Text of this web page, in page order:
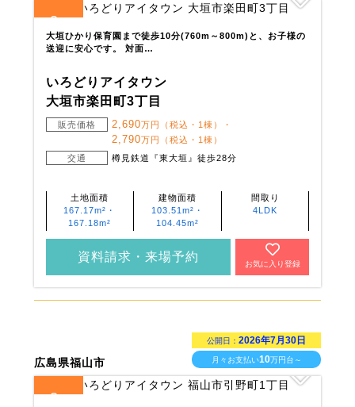
3
大垣ひかり保育園まで徒歩10分(760m～800m)と、お子様の
送迎に安心です。 対面…
いろどりアイタウン
大垣市楽田町3丁目
販売価格 2,690万円（税込・1棟）・
2,790万円（税込・1棟）
交通
樽見鉄道『東大垣』徒歩28分
土地面積
167.17m²・
167.18m²
建物面積
103.51m²・
104.45m²
間取り
4LDK
資料請求・来場予約
お気に入り登録
広島県福山市
公開日：2026年7月30日
月々お支払い10万円台～
3